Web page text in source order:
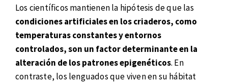
Los científicos mantienen la hipótesis de que las
condiciones artificiales en los criaderos, como
temperaturas constantes y entornos
controlados, son un factor determinante en la
alteración de los patrones epigenéticos. En
contraste, los lenguados que viven en su hábitat